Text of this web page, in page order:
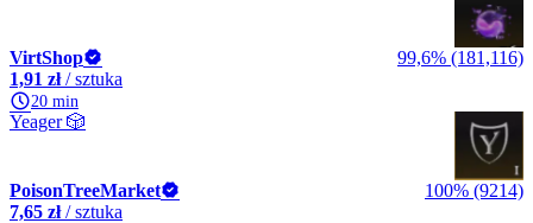
VirtShop
99,6% (181,116)
1,91 zł/ sztuka
20 min
Yeager 🎲
PoisonTreeMarket
100% (9214)
7,65 zł/ sztuka